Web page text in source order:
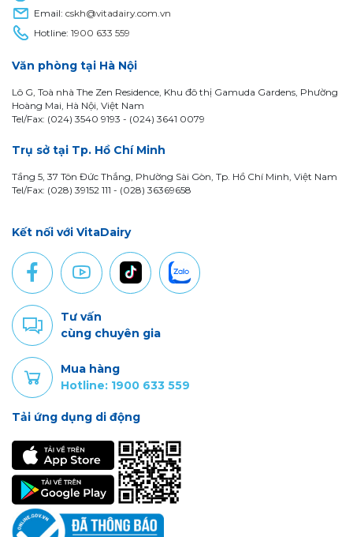
Email:cskh@vitadairy.com.vn
Hotline:1900 633 559
Văn phòng tại Hà Nội
Lô G, Toà nhà The Zen Residence, Khu đô thị Gamuda Gardens, Phường
Hoàng Mai, Hà Nội, Việt Nam
Tel/Fax: (024) 3540 9193 - (024) 3641 0079
Trụ sở tại Tp. Hồ Chí Minh
Tầng 5, 37 Tôn Đức Thắng, Phường Sài Gòn, Tp. Hồ Chí Minh, Việt Nam
Tel/Fax: (028) 39152 111 - (028) 36369658
Kết nối với VitaDairy
Tư vấn
cùng chuyên gia
Mua hàng
Hotline: 1900 633 559
Tải ứng dụng di động